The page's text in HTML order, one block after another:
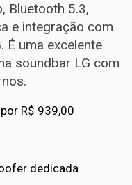
Bluetooth 5.3,
e integração com
É uma excelente
soundbar LG com
por R$ 939,00